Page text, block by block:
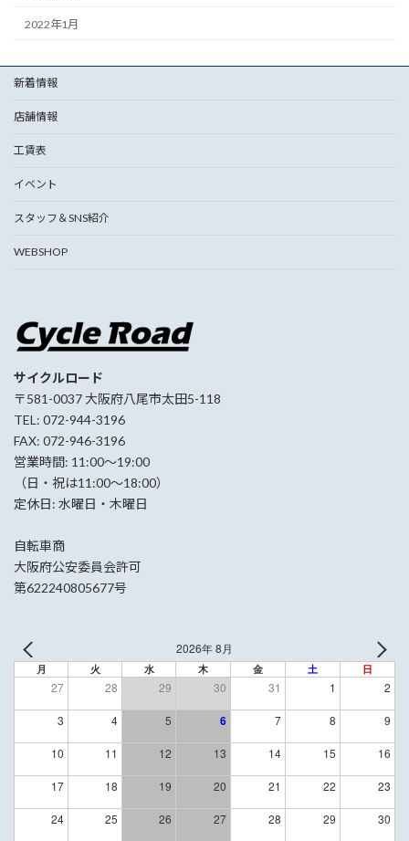
2022年1月
新着情報
店舗情報
工賃表
イベント
スタッフ＆SNS紹介
WEBSHOP
サイクルロード
〒581-0037 大阪府八尾市太田5-118
TEL: 072-944-3196
FAX: 072-946-3196
営業時間: 11:00〜19:00
（日・祝は11:00〜18:00）
定休日: 水曜日・木曜日
自転車商
大阪府公安委員会許可
第622240805677号
2026年 8月
月 火 水 木 金 土 日
27 28 29 30 31 1 2
3 4 5 6 7 8 9
10 11 12 13 14 15 16
17 18 19 20 21 22 23
24 25 26 27 28 29 30